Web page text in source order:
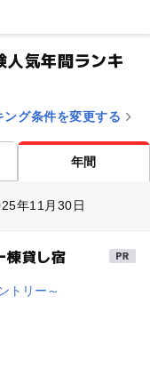
人気年間ランキ
ング条件を変更する
年間
年11月30日
棟貸し宿